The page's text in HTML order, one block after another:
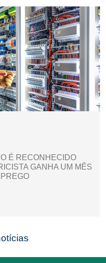
É RECONHECIDO
GANHA UM MÊS